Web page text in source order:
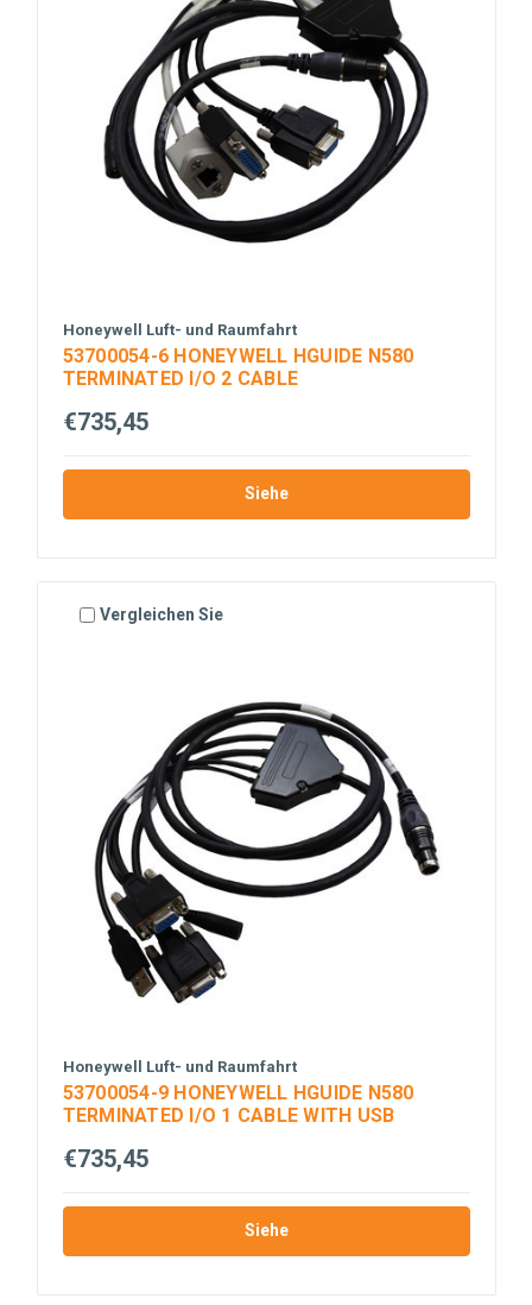
Honeywell Luft- und Raumfahrt
53700054-6 HONEYWELL HGUIDE N580
TERMINATED I/O 2 CABLE
€735,45
Siehe
Vergleichen Sie
Honeywell Luft- und Raumfahrt
53700054-9 HONEYWELL HGUIDE N580
TERMINATED I/O 1 CABLE WITH USB
€735,45
Siehe